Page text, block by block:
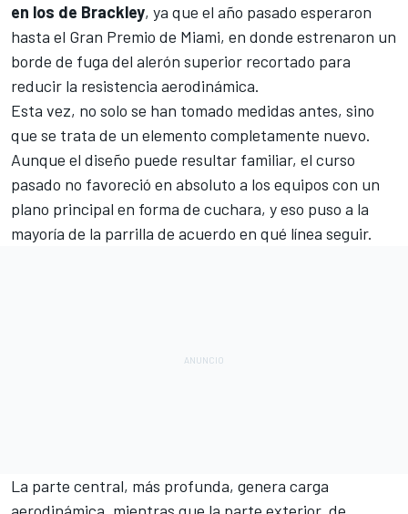
en los de Brackley, ya que el año pasado esperaron
hasta el Gran Premio de Miami, en donde estrenaron un
borde de fuga del alerón superior recortado para
reducir la resistencia aerodinámica.
Esta vez, no solo se han tomado medidas antes, sino
que se trata de un elemento completamente nuevo.
Aunque el diseño puede resultar familiar, el curso
pasado no favoreció en absoluto a los equipos con un
plano principal en forma de cuchara, y eso puso a la
mayoría de la parrilla de acuerdo en qué línea seguir.
La parte central, más profunda, genera carga
aerodinámica, mientras que la parte exterior, de